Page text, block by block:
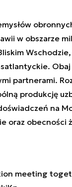
w obszarze
partnerami.
produkcję
na
oraz obecności
meeting